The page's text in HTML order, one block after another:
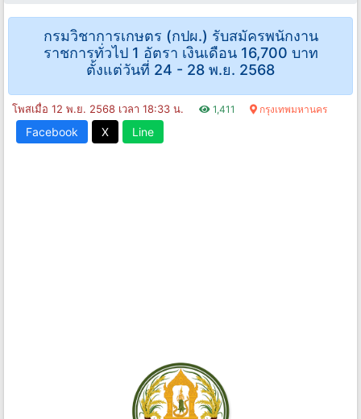
กรมวิชาการเกษตร (กปผ.) รับสมัครพนักงาน
ราชการทั่วไป 1 อัตรา เงินเดือน 16,700 บาท
ตั้งแต่วันที่ 24 - 28 พ.ย. 2568
โพสเมื่อ 12 พ.ย. 2568 เวลา 18:33 น. 1,411 กรุงเทพมหานคร
Facebook X Line